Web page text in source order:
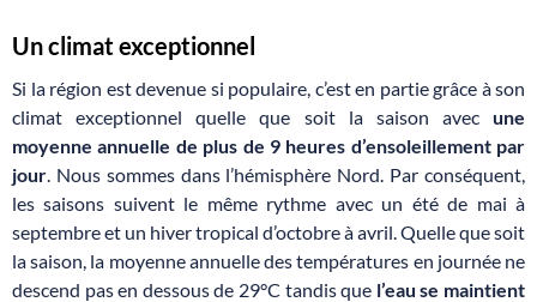
Un climat exceptionnel
Si la région est devenue si populaire, c’est en partie grâce à son
climat exceptionnel quelle que soit la saison avec une
moyenne annuelle de plus de 9 heures d’ensoleillement par
jour. Nous sommes dans l’hémisphère Nord. Par conséquent,
les saisons suivent le même rythme avec un été de mai à
septembre et un hiver tropical d’octobre à avril. Quelle que soit
la saison, la moyenne annuelle des températures en journée ne
descend pas en dessous de 29°C tandis que l’eau se maintient